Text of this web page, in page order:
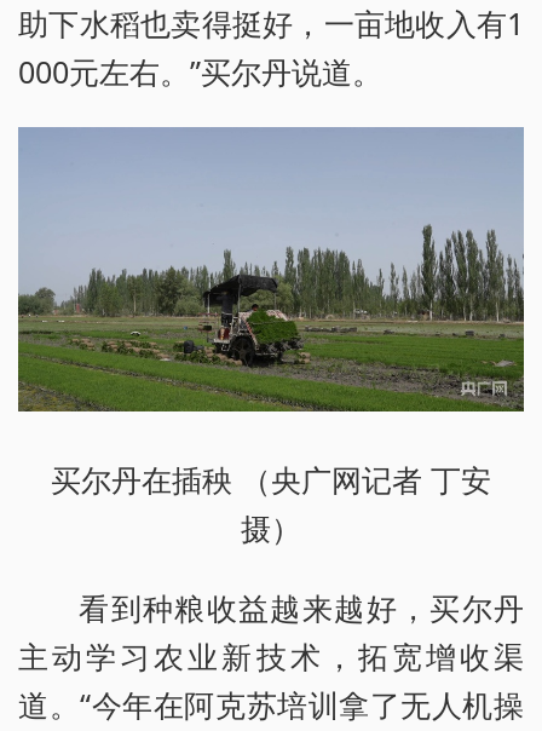
助下水稻也卖得挺好，一亩地收入有1
000元左右。”买尔丹说道。
买尔丹在插秧 （央广网记者 丁安
摄）
看到种粮收益越来越好，买尔丹
主动学习农业新技术，拓宽增收渠
道。“今年在阿克苏培训拿了无人机操